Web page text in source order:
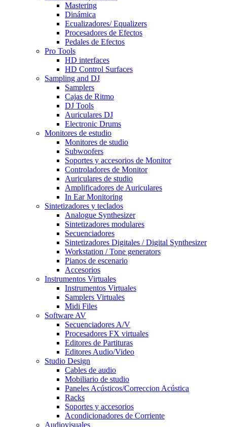
Mastering
Dinámica
Ecualizadores/ Equalizers
Procesadores de Efectos
Pedales de Efectos
Pro Tools
HD interfaces
HD Control Surfaces
Sampling and DJ
Samplers
Cajas de Ritmo
DJ Tools
Auriculares DJ
Electronic Drums
Monitores de estudio
Monitores de studio
Subwoofers
Soportes y accesorios de Monitor
Controladores de Monitor
Auriculares de studio
Amplificadores de Auriculares
In Ear Monitoring
Sintetizadores y teclados
Analogue Synthesizer
Sintetizadores modulares
Secuenciadores
Sintetizadores Digitales / Digital Synthesizer
Workstation / Tone generators
Pianos de escenario
Accesorios
Instrumentos Virtuales
Instrumentos Virtuales
Samplers Virtuales
Midi Files
Software AV
Secuenciadores A/V
Procesadores FX virtuales
Editores de Partituras
Editores Audio/Video
Studio Design
Cables de audio
Mobiliario de studio
Paneles Acústicos/Correccion Acústica
Racks
Soportes y accesorios
Acondicionadores de Corriente
Audiovisuales